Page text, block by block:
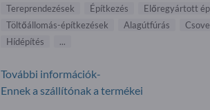
Tereprendezések Építkezés Előregyártott
Töltőállomás-építkezések
Alagútfúrás
Hídépítés
...
További információk-
Ennek a szállítónak a termékei